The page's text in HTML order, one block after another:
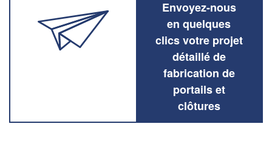
Envoyez-nous
en quelques
clics votre projet
détaillé de
fabrication de
portails et
clôtures